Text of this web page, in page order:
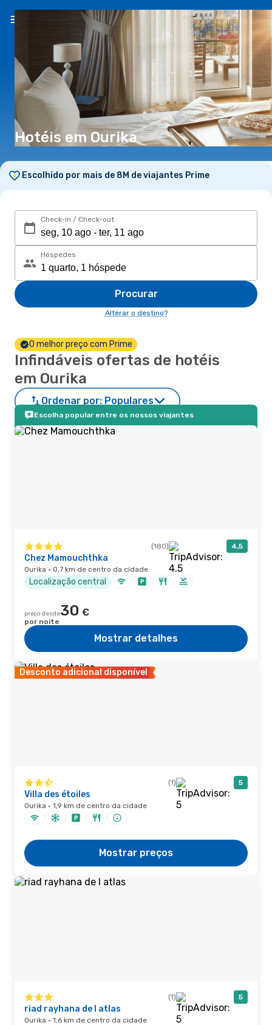
PT(€)
Hotéis em Ourika
Escolhido por mais de 8M de viajantes Prime
Check-in / Check-out
Hóspedes
Procurar
Alterar o destino?
O melhor preço com Prime
Infindáveis ofertas de hotéis
em Ourika
Ordenar por: Populares
Escolha popular entre os nossos viajantes
(180) 4,5
Chez Mamouchthka
Ourika · 0,7 km de centro da cidade
Localização central
preço desde30 €
por noite
Mostrar detalhes
Desconto adicional disponível
(1) 5
Villa des étoiles
Ourika · 1,9 km de centro da cidade
Mostrar preços
(1) 5
riad rayhana de l atlas
Ourika · 1,6 km de centro da cidade